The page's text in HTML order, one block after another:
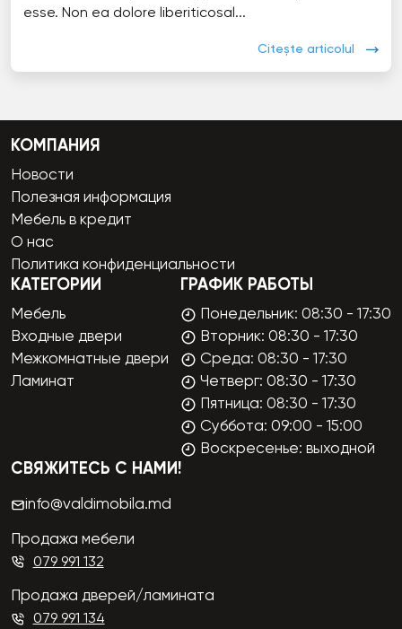
esse. Non ea dolore liberiticosal...
Citește articolul
КОМПАНИЯ
Новости
Полезная информация
Мебель в кредит
О нас
Политика конфиденциальности
КАТЕГОРИИ
Мебель
Входные двери
Межкомнатные двери
Ламинат
ГРАФИК РАБОТЫ
Понедельник: 08:30 - 17:30
Вторник: 08:30 - 17:30
Среда: 08:30 - 17:30
Четверг: 08:30 - 17:30
Пятница: 08:30 - 17:30
Суббота: 09:00 - 15:00
Воскресенье: выходной
СВЯЖИТЕСЬ С НАМИ!
info@valdimobila.md
Продажа мебели
079 991 132
Продажа дверей/ламината
079 991 134